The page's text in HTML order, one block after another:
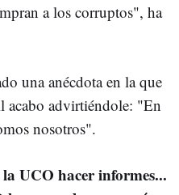
a los corruptos", ha
una anécdota en la que
advirtiéndole: "En
nosotros".
UCO hacer informes...